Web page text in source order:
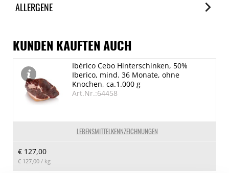
je 100g
Fett
4.5 g
davon gesättigte Fettsäuren
2.8 g
0.7 g
Eiweiß
ALLERGENE
Spuren / Enthalten
Glutenhaltige Getreide
Spuren
Eier
Enthalten
Spuren
Krustentiere
KUNDEN KAUFTEN AUCH
LEBENSMITTELKENNZEICHNUNGEN
Ibérico Cebo Hinterschinken, 50%
Iberico, mind. 36 Monate, ohne
Knochen, ca.1.000 g
Art.Nr.:64458
€ 127,00
€ 127,00 / kg